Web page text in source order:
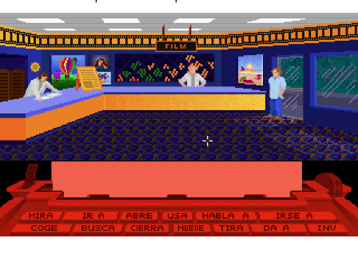
La adicción no tiene límites. Una vez que te enganchas
al programa no hay nada ni nadie que sea capaz de
despegarnos del monitor. Salvo tal vez otra aventura de
Stephen King...
Micromanía nº 64 (2ª época). Septiembre 1993